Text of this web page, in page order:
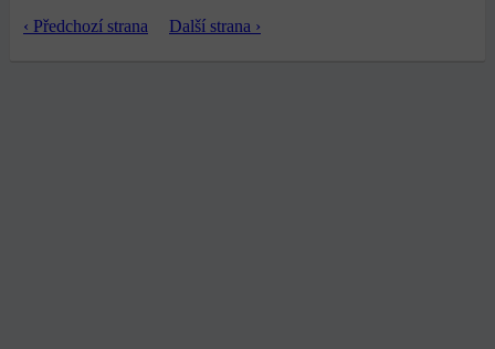
‹ Předchozí strana Další strana ›